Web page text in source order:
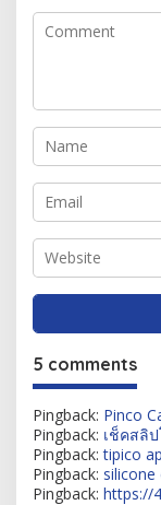
5 comments
Pingback: Pinco
Pingback: เช็คสลิ
Pingback:tipico
Pingback: silicone
Pingback: https://